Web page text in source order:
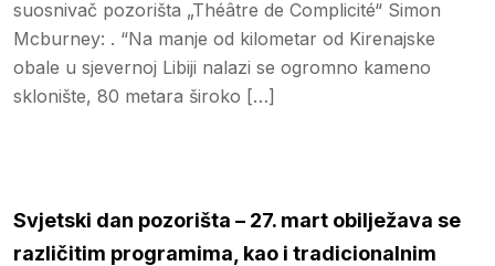
suosnivač pozorišta „Théâtre de Complicité“ Simon
Mcburney: . “Na manje od kilometar od Kirenajske
obale u sjevernoj Libiji nalazi se ogromno kameno
sklonište, 80 metara široko […]
Svjetski dan pozorišta – 27. mart obilježava se
različitim programima, kao i tradicionalnim